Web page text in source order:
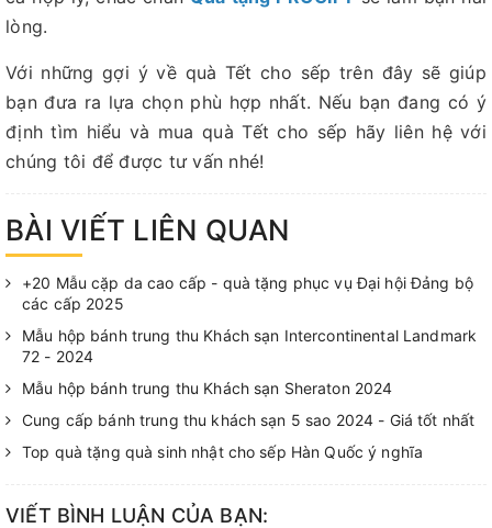
lòng.
Với những gợi ý về quà Tết cho sếp trên đây sẽ giúp
bạn đưa ra lựa chọn phù hợp nhất. Nếu bạn đang có ý
định tìm hiểu và mua quà Tết cho sếp hãy liên hệ với
chúng tôi để được tư vấn nhé!
BÀI VIẾT LIÊN QUAN
+20 Mẫu cặp da cao cấp - quà tặng phục vụ Đại hội Đảng bộ
các cấp 2025
Mẫu hộp bánh trung thu Khách sạn Intercontinental Landmark
72 - 2024
Mẫu hộp bánh trung thu Khách sạn Sheraton 2024
Cung cấp bánh trung thu khách sạn 5 sao 2024 - Giá tốt nhất
Top quà tặng quà sinh nhật cho sếp Hàn Quốc ý nghĩa
VIẾT BÌNH LUẬN CỦA BẠN: